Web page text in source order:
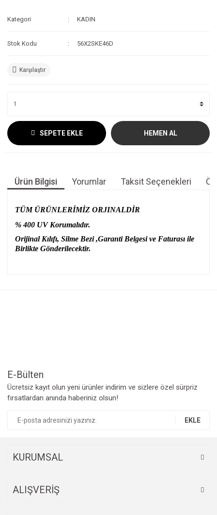
Kategori KADIN
Stok Kodu 56X2SKE46D
Karşılaştır
SEPETE EKLE HEMEN AL
Ürün Bilgisi Yorumlar Taksit Seçenekleri
TÜM ÜRÜNLERİMİZ ORJINALDİR
% 400 UV Korumalıdır.
Orijinal Kılıfı, Silme Bezi ,Garanti Belgesi ve Faturası ile
Birlikte Gönderilecektir.
E-Bülten
Ücretsiz kayıt olun yeni ürünler indirim ve sizlere özel sürpriz
fırsatlardan anında haberiniz olsun!
EKLE
KURUMSAL
ALIŞVERİŞ